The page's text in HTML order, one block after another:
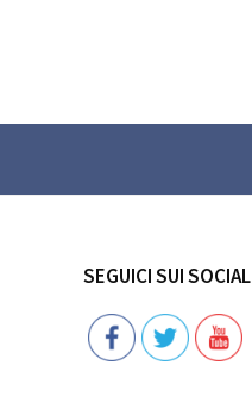
SEGUICI SUI SOCIAL
Follow